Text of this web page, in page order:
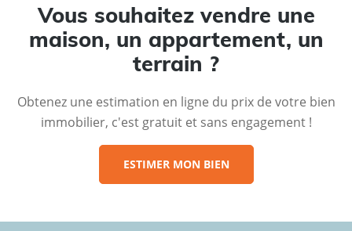
Vous souhaitez vendre une
maison, un appartement, un
terrain ?
Obtenez une estimation en ligne du prix de votre bien
immobilier, c'est gratuit et sans engagement !
ESTIMER MON BIEN